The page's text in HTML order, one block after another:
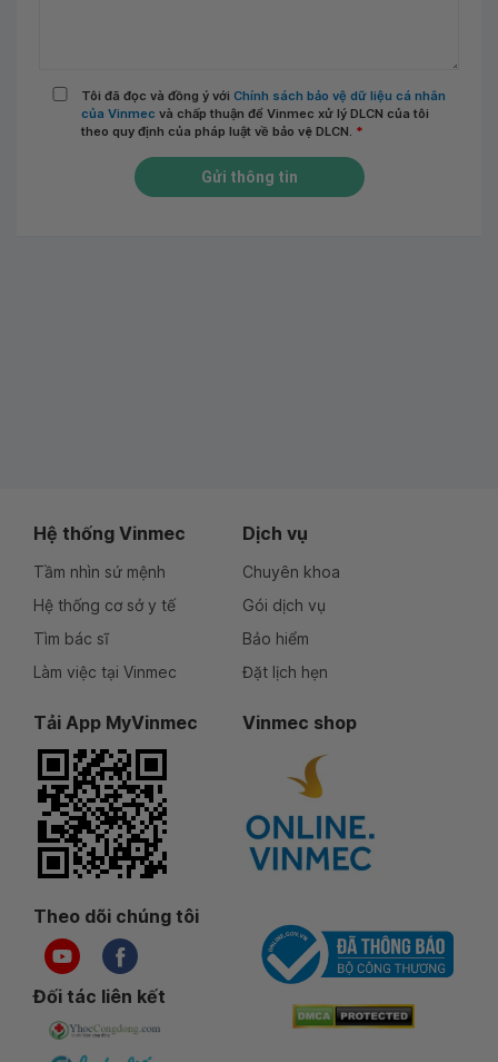
Tôi đã đọc và đồng ý với Chính sách bảo vệ dữ liệu cá nhân
của Vinmec và chấp thuận để Vinmec xử lý DLCN của tôi
theo quy định của pháp luật về bảo vệ DLCN. *
Gửi thông tin
Hệ thống Vinmec
Tầm nhìn sứ mệnh
Hệ thống cơ sở y tế
Tìm bác sĩ
Làm việc tại Vinmec
Dịch vụ
Chuyên khoa
Gói dịch vụ
Bảo hiểm
Đặt lịch hẹn
Tải App MyVinmec Vinmec shop
Theo dõi chúng tôi
Đối tác liên kết